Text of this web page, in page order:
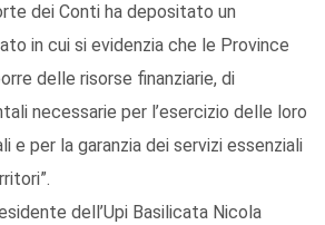
dei Conti ha depositato un
in cui si evidenzia che le Province
delle risorse finanziarie, di
necessarie per l’esercizio delle loro
e per la garanzia dei servizi essenziali
dell’Upi Basilicata Nicola